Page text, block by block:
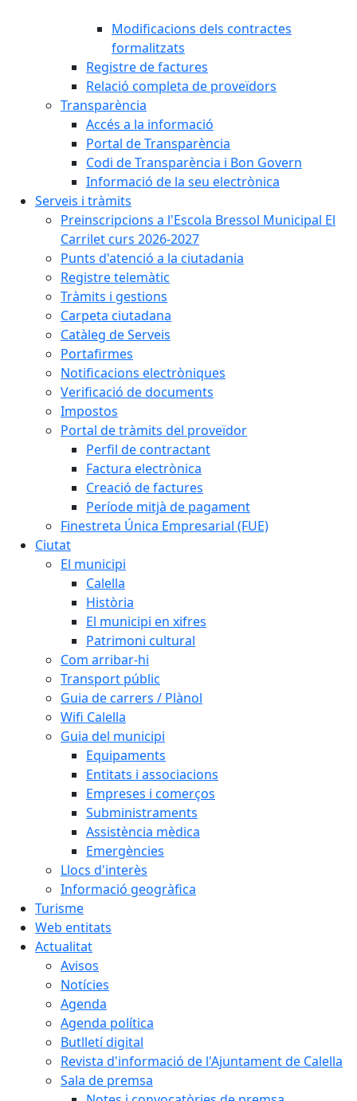
Modificacions dels contractes
formalitzats
Registre de factures
Relació completa de proveïdors
Transparència
Accés a la informació
Portal de Transparència
Codi de Transparència i Bon Govern
Informació de la seu electrònica
Serveis i tràmits
Preinscripcions a l'Escola Bressol Municipal El
Carrilet curs 2026-2027
Punts d'atenció a la ciutadania
Registre telemàtic
Tràmits i gestions
Carpeta ciutadana
Catàleg de Serveis
Portafirmes
Notificacions electròniques
Verificació de documents
Impostos
Portal de tràmits del proveïdor
Perfil de contractant
Factura electrònica
Creació de factures
Període mitjà de pagament
Finestreta Única Empresarial (FUE)
Ciutat
El municipi
Calella
Història
El municipi en xifres
Patrimoni cultural
Com arribar-hi
Transport públic
Guia de carrers / Plànol
Wifi Calella
Guia del municipi
Equipaments
Entitats i associacions
Empreses i comerços
Subministraments
Assistència mèdica
Emergències
Llocs d'interès
Informació geogràfica
Turisme
Web entitats
Actualitat
Avisos
Notícies
Agenda
Agenda política
Butlletí digital
Revista d'informació de l'Ajuntament de Calella
Sala de premsa